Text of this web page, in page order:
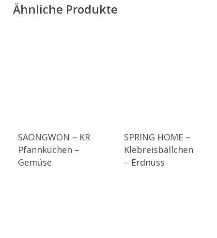
Ähnliche Produkte
SAONGWON – KR
Pfannkuchen –
Gemüse
SPRING HOME –
Klebreisbällchen
– Erdnuss